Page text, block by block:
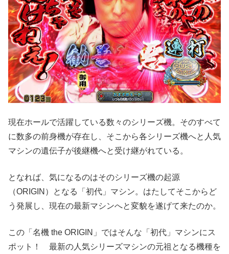
現在ホールで活躍している数々のシリーズ機。そのすべて
に数多の前身機が存在し、そこから各シリーズ機へと人気
マシンの遺伝子が後継機へと受け継がれている。
となれば、気になるのはそのシリーズ機の起源
（ORIGIN）となる「初代」マシン。はたしてそこからど
う発展し、現在の最新マシンへと変貌を遂げて来たのか。
この「名機 the ORIGIN」ではそんな「初代」マシンにス
ポット！ 最新の人気シリーズマシンの元祖となる機種を